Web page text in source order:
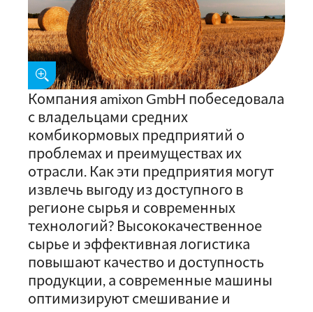
Компания amixon GmbH побеседовала
с владельцами средних
комбикормовых предприятий о
проблемах и преимуществах их
отрасли. Как эти предприятия могут
извлечь выгоду из доступного в
регионе сырья и современных
технологий? Высококачественное
сырье и эффективная логистика
повышают качество и доступность
продукции, а современные машины
оптимизируют смешивание и